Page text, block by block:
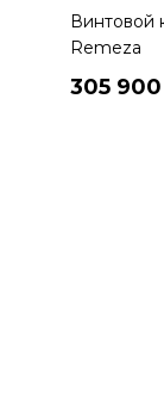
Винтовой
Remeza
305